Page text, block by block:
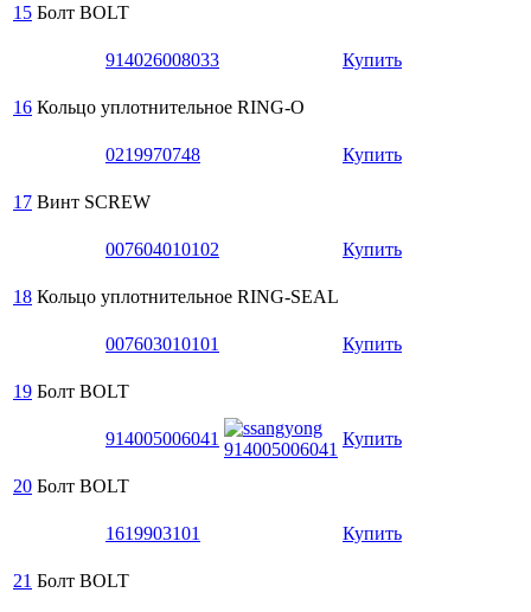
15 Болт BOLT
914026008033 Купить
16 Кольцо уплотнительное RING-O
0219970748 Купить
17 Винт SCREW
007604010102 Купить
18 Кольцо уплотнительное RING-SEAL
007603010101 Купить
19 Болт BOLT
914005006041 Купить
20 Болт BOLT
1619903101 Купить
21 Болт BOLT